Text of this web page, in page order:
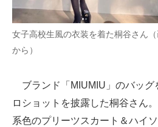
ITエンジニア向け専門サイト
企業向けIT製品の総合サイト
製造業のIT導入・活用を支援
モノづくり技術者専門サイト
女子高校生風の衣装を着た桐谷さん
から）
ブランド「MIUMIU」のバッグ
ロショットを披露した桐谷さん
系色のプリーツスカート＆ハイ